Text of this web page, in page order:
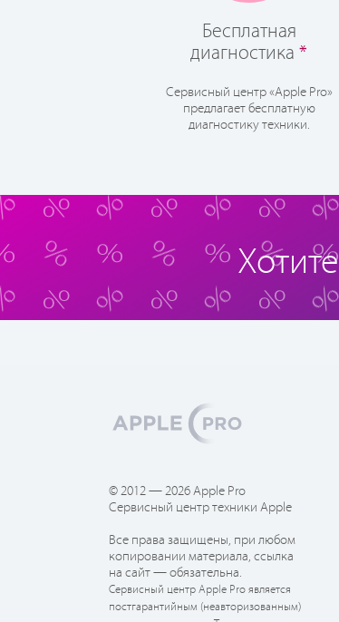
Бесплатная
диагностика*
Сервисный центр «Apple Pro»
предлагает бесплатную
диагностику техники.
Хотите
© 2012 — 2026 Apple Pro
Сервисный центр техники Apple
Все права защищены, при любом
копировании материала, ссылка
на сайт — обязательна.
Сервисный центр Apple Pro является
постгарантийным (неавторизованным)